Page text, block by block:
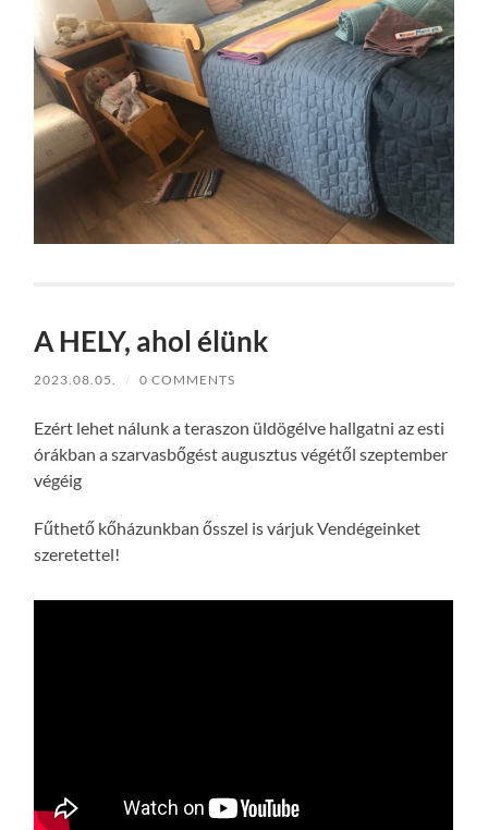
A HELY, ahol élünk
2023.08.05. / 0 COMMENTS
Ezért lehet nálunk a teraszon üldögélve hallgatni az esti
órákban a szarvasbőgést augusztus végétől szeptember
végéig
Fűthető kőházunkban ősszel is várjuk Vendégeinket
szeretettel!